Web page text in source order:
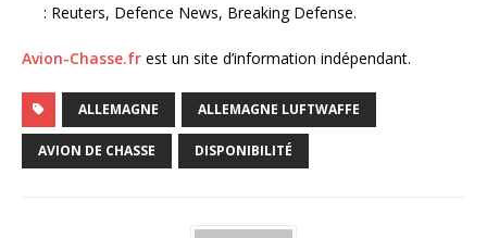
: Reuters, Defence News, Breaking Defense.
Avion-Chasse.fr est un site d’information indépendant.
ALLEMAGNE ALLEMAGNE LUFTWAFFE
AVION DE CHASSE DISPONIBILITÉ